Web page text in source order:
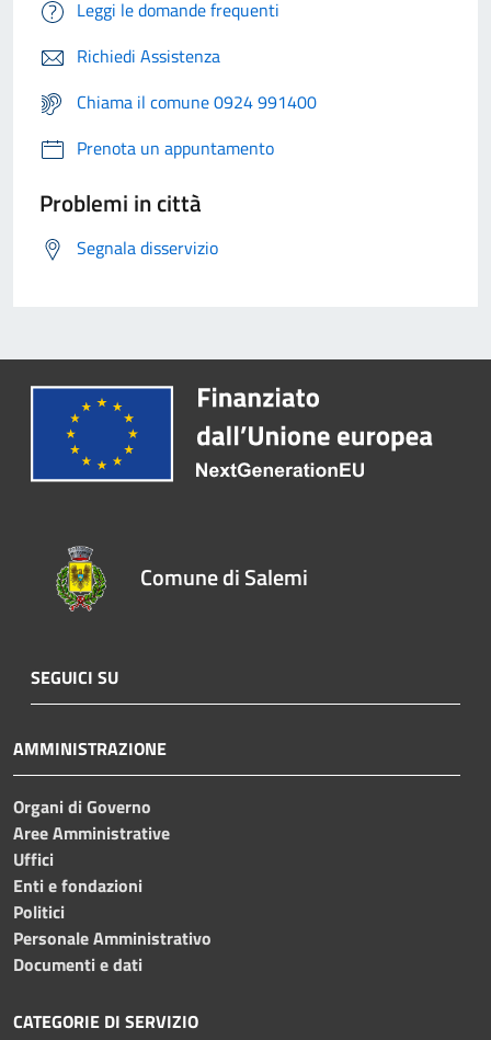
Leggi le domande frequenti
Richiedi Assistenza
Chiama il comune 0924 991400
Prenota un appuntamento
Problemi in città
Segnala disservizio
Comune di Salemi
SEGUICI SU
AMMINISTRAZIONE
Organi di Governo
Aree Amministrative
Uffici
Enti e fondazioni
Politici
Personale Amministrativo
Documenti e dati
CATEGORIE DI SERVIZIO